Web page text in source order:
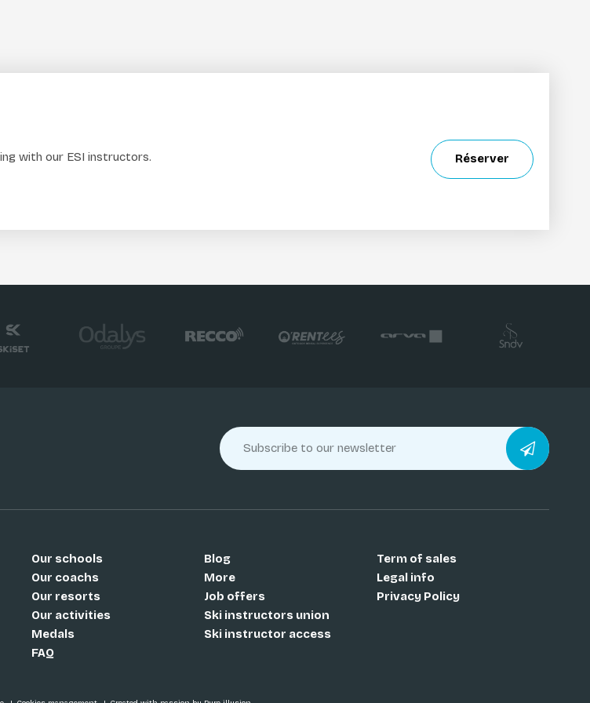
Réserver
with our ESI instructors.
Our schools
Our coachs
Our resorts
Our activities
Medals
FAQ
Blog
More
Job offers
Ski instructors union
Ski instructor access
Term of sales
Legal info
Privacy Policy